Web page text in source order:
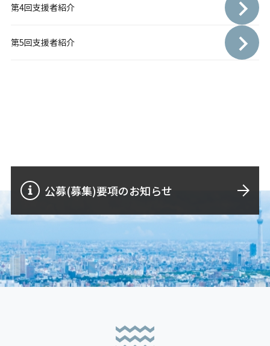
第4回支援者紹介
第5回支援者紹介
公募(募集)要項のお知らせ